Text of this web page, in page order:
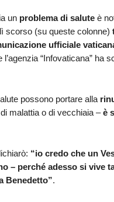
un problema di saluteè
scorso (su queste colonne)
ufficiale
“Infovaticana” ha
possono portare alla
malattia o di vecchiaia –è
“io credo che un
– perché adesso si vive
Benedetto”.